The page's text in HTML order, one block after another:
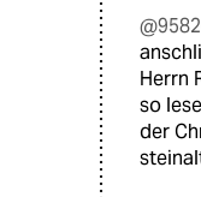
Herrn
so
der